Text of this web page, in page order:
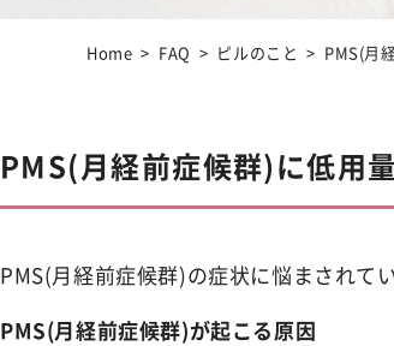
CONTENTSコンテンツサイト
Body Care
NEWSお知らせ
Home FAQ ピルのこと PMS(月
PMS(月経前症候群)に低用
PMS(月経前症候群)の症状に悩まされて
PMS(月経前症候群)が起こる原因